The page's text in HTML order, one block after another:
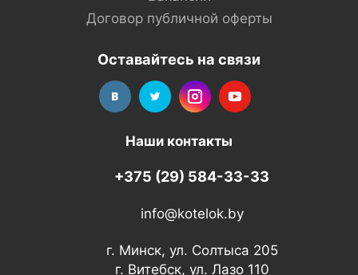
Договор публичной оферты
Оставайтесь на связи
Наши контакты
+375 (29) 584-33-33
info@kotelok.by
г. Минск, ул. Солтыса 205
г. Витебск, ул. Лазо 110